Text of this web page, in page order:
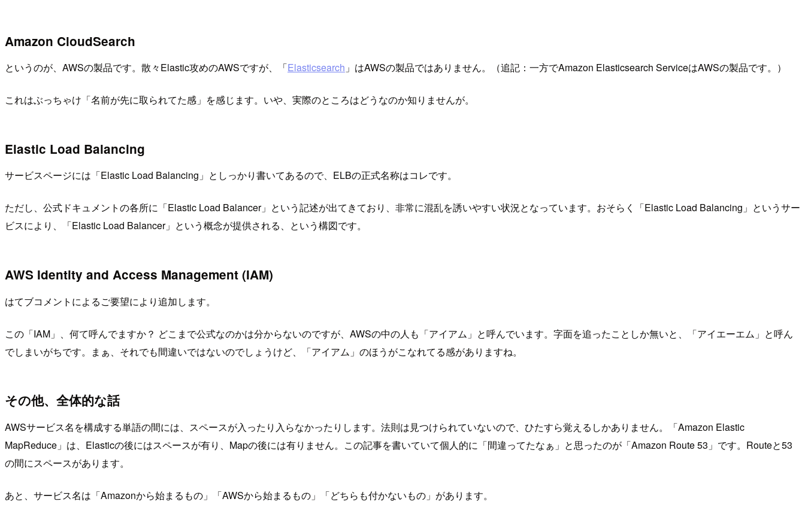
Amazon CloudSearch
というのが、AWSの製品です。散々Elastic攻めのAWSですが、「Elasticsearch 」はAWSの製品ではありません。（追記：一方でAmazon Elasticsearch ServiceはAWSの製品です。）
これはぶっちゃけ「名前が先に取られてた感」を感じます。いや、実際のところはどうなのか知りませんが。
Elastic Load Balancing
サービスページには「Elastic Load Balancing」としっかり書いてあるので、ELBの正式名称はコレです。
ただし、公式ドキュメントの各所に「Elastic Load Balancer」という記述が出てきており、非常に混乱を誘いやすい状況となっています。おそらく「Elastic Load Balancing」というサー
ビスにより、「Elastic Load Balancer」という概念が提供される、という構図です。
AWS Identity and Access Management (IAM)
はてブコメントによるご要望により追加します。
この「IAM」、何て呼んでますか？ どこまで公式なのかは分からないのですが、AWSの中の人も「アイアム」と呼んでいます。字面を追ったことしか無いと、「アイエーエム」と呼ん
でしまいがちです。まぁ、それでも間違いではないのでしょうけど、「アイアム」のほうがこなれてる感がありますね。
その他、全体的な話
AWSサービス名を構成する単語の間には、スペースが入ったり入らなかったりします。法則は見つけられていないので、ひたすら覚えるしかありません。「Amazon Elastic
MapReduce」は、Elasticの後にはスペースが有り、Mapの後には有りません。この記事を書いていて個人的に「間違ってたなぁ」と思ったのが「Amazon Route 53」です。Routeと53
の間にスペースがあります。
あと、サービス名は「Amazonから始まるもの」「AWSから始まるもの」「どちらも付かないもの」があります。